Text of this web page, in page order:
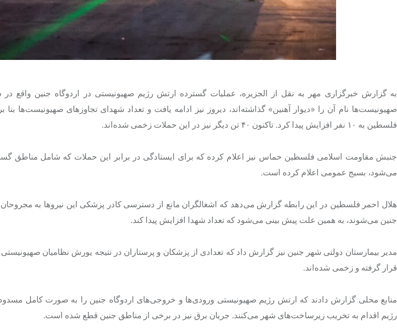
به گزارش خبرگزاری مهر به نقل از الجزیره، عملیات گسترده ارتش رژیم صهیونیستی در اردوگاه جنین واقع در
صهیونیست‌ها نام آن را «دیوار آهنین» گذاشته‌اند، دیروز نیز ادامه یافت و تعداد شهدای تجاوزهای صهیونیست‌ها
فلسطین به ۱۰ نفر افزایش پیدا کرد. تاکنون ۴۰ تن دیگر نیز در این حملات زخمی شده‌اند.
جنبش مقاومت اسلامی فلسطین حماس نیز اعلام کرده که برای ایستادگی در برابر این حملات که شامل مناطق
می‌شود، بسیج عمومی اعلام کرده است.
هلال احمر فلسطین در این رابطه گزارش می‌دهد که اشغالگران مانع از دسترسی کادر پزشکی این نیروها به
جنین می‌شوند، به همین علت پیش بینی می‌شود که تعداد شهدا افزایش پیدا کند.
مدیر بیمارستان دولتی شهر جنین نیز گزارش داد که تعدادی از پزشکان و پرستاران در نتیجه یورش نظامیان
قرار گرفته و زخمی شده‌اند.
منابع محلی گزارش دادند که ارتش رژیم صهیونیستی ورودی‌ها و خروجی‌های اردوگاه جنین را به صورت کامل مسدود
رژیم اقدام به تخریب زیرساخت‌های شهر می‌کنند. جریان برق نیز در برخی از مناطق جنین قطع شده است.